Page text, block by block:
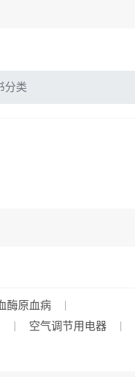
分类
酶原血病
空气调节用电器